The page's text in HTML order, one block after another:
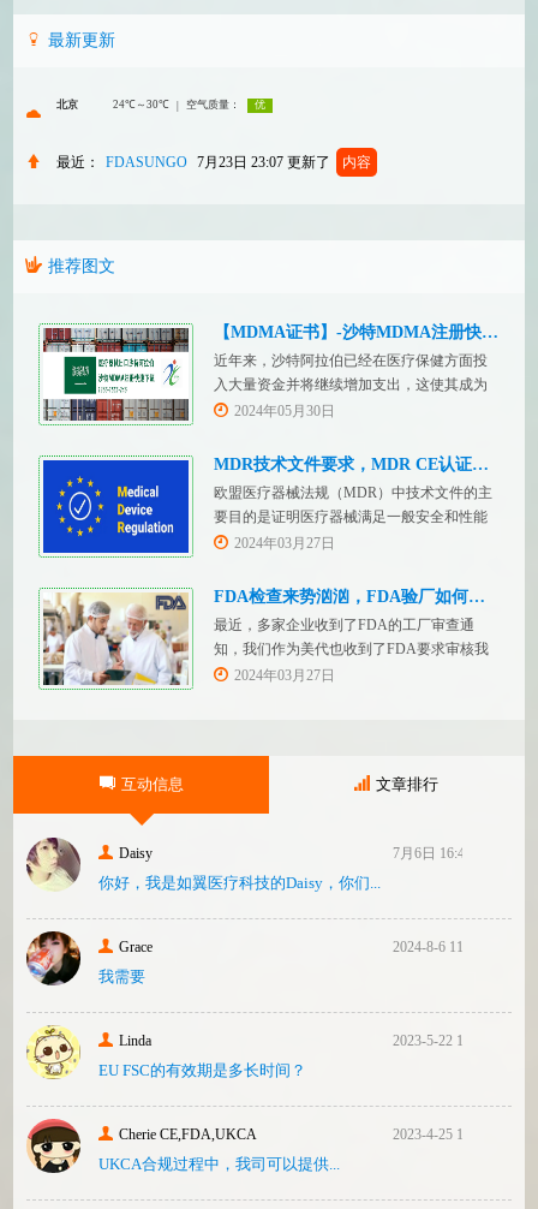
最新更新
最近： FDASUNGO 7月23日 23:07 更新了 内容
推荐图文
【MDMA证书】-沙特MDMA注册快速下证
近年来，沙特阿拉伯已经在医疗保健方面投
入大量资金并将继续增加支出，这使其成为
医疗设备制造商感兴趣的市场。然而，想要
管要求，即他们必须在沙特阿拉伯获得其设
务，FDASUNGO全球合规业务版图再添新模
块。F
2024年05月30日
MDR技术文件要求，MDR CE认证办理
欧盟医疗器械法规（MDR）中技术文件的主
要目的是证明医疗器械满足一般安全和性能
要求。无论类别如何，所有医疗设备都必须
有关技术文件的要求。MDR技术文档结构：
2024年03月27日
FDA检查来势汹汹，FDA验厂如何应对？
最近，多家企业收到了FDA的工厂审查通
知，我们作为美代也收到了FDA要求审核我
们客户验厂的通知邮件。起因是2023年12
2024年03月27日
互动信息 文章排行
Daisy 7月6日 16:47
你好，我是如翼医疗科技的Daisy，你们...
Grace 2024-8-6 11:14
我需要
Linda 2023-5-22 10:43
EU FSC的有效期是多长时间？
Cherie CE,FDA,UKCA 2023-4-25 16:24
UKCA合‮过规‬程中，我司可‮提以‬供...